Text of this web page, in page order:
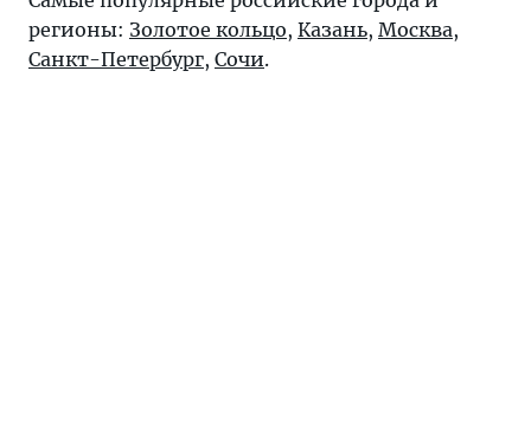
регионы: Золотое кольцо, Казань, Москва,
Санкт-Петербург, Сочи.